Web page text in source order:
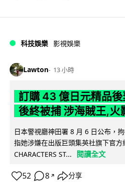
科技娛樂 影視娛樂
Lawton 13 小時
訂購 43 億日元精品
後終被捕 涉海賊王,火
日本警視廳神田署 8 月 6 日公布，
指她涉嫌在出版巨頭集英社旗下官方
CHARACTERS ST...
閱讀全文
52 8 ↗ 分享